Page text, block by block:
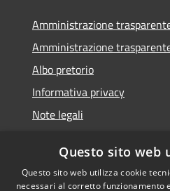
Amministrazione
Amministrazione
Albo pretorio
Informativa privacy
Note legali
Piano di miglioramento del
Questo sito web
Questo sito web utilizza cookie
necessari al corretto funzionamento